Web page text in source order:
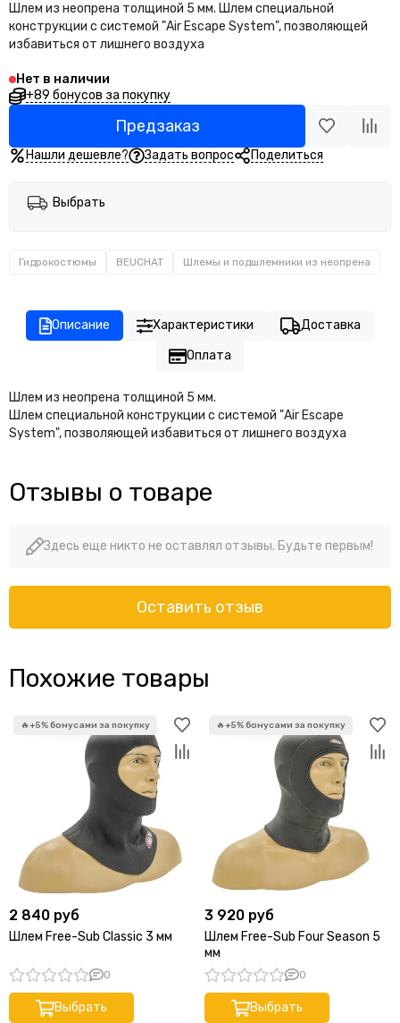
Шлем из неопрена толщиной 5 мм. Шлем специальной
конструкции с системой "Air Escape System", позволяющей
избавиться от лишнего воздуха
Нет в наличии
+89 бонусов за покупку
Предзаказ
Нашли дешевле? Задать вопрос Поделиться
Выбрать
Гидрокостюмы BEUCHAT Шлемы и подшлемники из неопрена
Описание Характеристики
Доставка
Оплата
Шлем из неопрена толщиной 5 мм.
Шлем специальной конструкции с системой "Air Escape
System", позволяющей избавиться от лишнего воздуха
Отзывы о товаре
Здесь еще никто не оставлял отзывы. Будьте первым!
Оставить отзыв
Похожие товары
2 840 руб
Шлем Free-Sub Classic 3 мм
0
Выбрать
3 920 руб
Шлем Free-Sub Four Season 5
мм
0
Выбрать